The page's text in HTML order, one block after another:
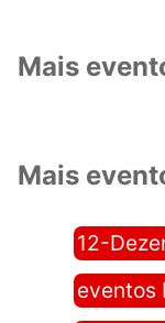
Mais
Mais
12-
eventos